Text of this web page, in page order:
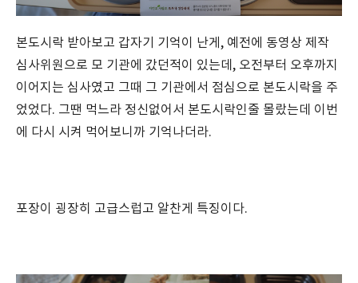
본도시락 받아보고 갑자기 기억이 난게, 예전에 동영상 제작
심사위원으로 모 기관에 갔던적이 있는데, 오전부터 오후까지
이어지는 심사였고 그때 그 기관에서 점심으로 본도시락을 주
었었다. 그땐 먹느라 정신없어서 본도시락인줄 몰랐는데 이번
에 다시 시켜 먹어보니까 기억나더라.
포장이 굉장히 고급스럽고 알찬게 특징이다.